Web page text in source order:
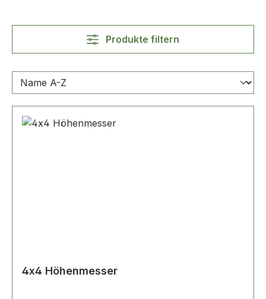
Produkte filtern
4x4 Höhenmesser